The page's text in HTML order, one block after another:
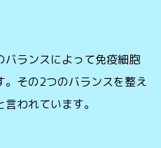
バランスによって免疫細胞
。その2つのバランスを整え
われています。